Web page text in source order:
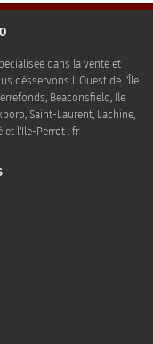
dans la vente et
désservons l' Ouest de l'Île
Beaconsfield, Ile
Saint-Laurent, Lachine,
et l'Ile-Perrot . fr